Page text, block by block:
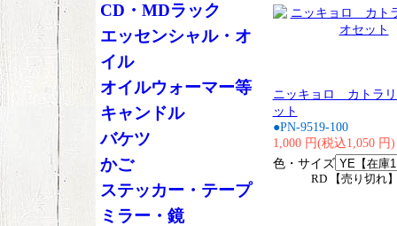
ニッキョロ カトラ
ット
●PN-9519-100
1,000 円(税込1,050 円)
色・サイズ
RD 【売り切れ
CD・MDラック
エッセンシャル・オ
イル
オイルウォーマー等
キャンドル
バケツ
かご
ステッカー・テープ
ミラー・鏡